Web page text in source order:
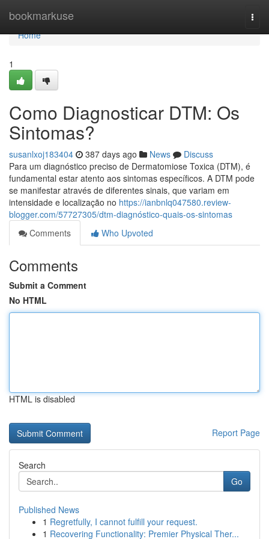
bookmarkuse
Home
Home
1
Como Diagnosticar DTM: Os
Sintomas?
susanlxoj183404 387 days ago News
Discuss
Para um diagnóstico preciso de Dermatomiose Toxica (DTM), é
fundamental estar atento aos sintomas específicos. A DTM pode
se manifestar através de diferentes sinais, que variam em
intensidade e localização no https://ianbnlq047580.review-
blogger.com/57727305/dtm-diagnóstico-quais-os-sintomas
Comments
Who Upvoted
Comments
Submit a Comment
No HTML
HTML is disabled
Report Page
Search
Go
Published News
1 Regretfully, I cannot fulfill your request.
1 Recovering Functionality: Premier Physical Ther...